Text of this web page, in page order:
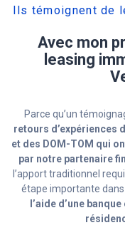
Ils témoignent de
Avec mon
leasing
Parce qu’un
retours d’expériences
et des DOM-TOM qui
par notre partenaire
l’apport traditionnel
étape importante dans
l’aide d’une